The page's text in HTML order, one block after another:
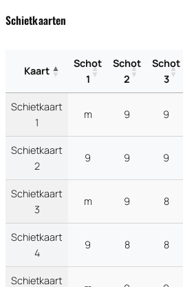
Schietkaarten
Kaart
Schot
1
Schot
2
Schot
3
Schietkaart
1
m 9 9
Schietkaart
2
9 9 9
Schietkaart
3
m 9 8
Schietkaart
4
9 8 8
Schietkaart